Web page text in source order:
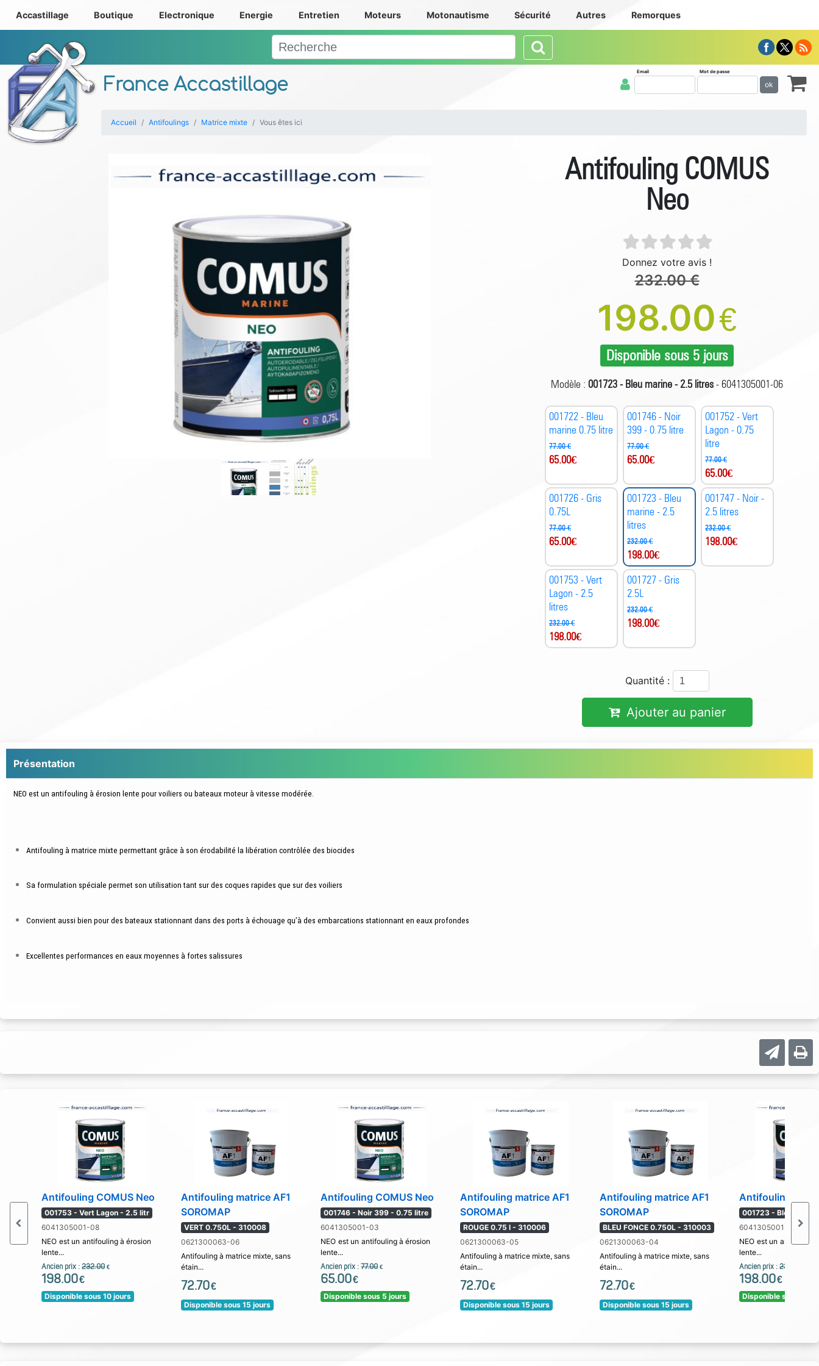
France Accastillage
Accastillage Boutique Electronique Energie Entretien Moteurs Motonautisme Sécurité Autres Remorques
Email Mot de passe
ok
Accueil Antifoulings Matrice mixte Vous êtes ici
Antifouling COMUS
Neo
Donnez votre avis !
232.00 €
198.00€
Disponible sous 5 jours
Modèle : 001723 - Bleu marine - 2.5 litres- 6041305001-06
001722 - Bleu
marine 0.75 litre
77.00 €
65.00€
001746 - Noir
399 - 0.75 litre
77.00 €
65.00€
001752 - Vert
Lagon - 0.75
litre
77.00 €
65.00€
001726 - Gris
0.75L
77.00 €
65.00€
001723 - Bleu
marine - 2.5
litres
232.00 €
198.00€
001747 - Noir -
2.5 litres
232.00 €
198.00€
001753 - Vert
Lagon - 2.5
litres
232.00 €
198.00€
001727 - Gris
2.5L
232.00 €
198.00€
Quantité :
Ajouter au panier
Présentation
NEO est un antifouling à érosion lente pour voiliers ou bateaux moteur à vitesse modérée.
Antifouling à matrice mixte permettant grâce à son érodabilité la libération contrôlée des biocides
Sa formulation spéciale permet son utilisation tant sur des coques rapides que sur des voiliers
Convient aussi bien pour des bateaux stationnant dans des ports à échouage qu’à des embarcations stationnant en eaux profondes
Excellentes performances en eaux moyennes à fortes salissures
Antifouling COMUS Neo
001753 - Vert Lagon - 2.5 litr
6041305001-08
NEO est un antifouling à érosion
lente...
Ancien prix :232.00€
198.00€
Disponible sous 10 jours
Antifouling matrice AF1
SOROMAP
VERT 0.750L - 310008
0621300063-06
Antifouling à matrice mixte, sans
étain...
72.70€
Disponible sous 15 jours
Antifouling COMUS Neo
001746 - Noir 399 - 0.75 litre
6041305001-03
NEO est un antifouling à érosion
lente...
Ancien prix :77.00€
65.00€
Disponible sous 5 jours
Antifouling matrice AF1
SOROMAP
ROUGE 0.75 l - 310006
0621300063-05
Antifouling à matrice mixte, sans
étain...
72.70€
Disponible sous 15 jours
Antifouling matrice AF1
SOROMAP
BLEU FONCE 0.750L - 310003
0621300063-04
Antifouling à matrice mixte, sans
étain...
72.70€
Disponible sous 15 jours
Antifouling
001723 - Bleu
6041305001-06
NEO est un antifouling
lente...
Ancien prix :232.00
198.00€
Disponible sous 5